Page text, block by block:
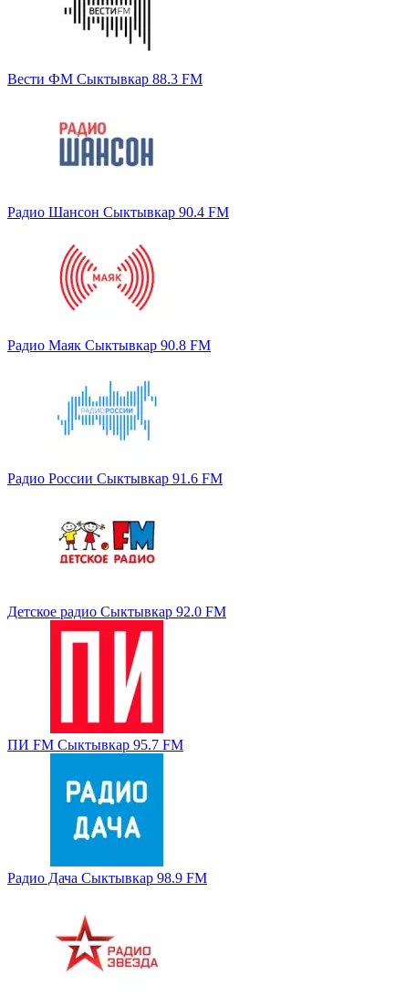
Вести ФМ Сыктывкар 88.3 FM
Радио Шансон Сыктывкар 90.4 FM
Радио Маяк Сыктывкар 90.8 FM
Радио России Сыктывкар 91.6 FM
Детское радио Сыктывкар 92.0 FM
ПИ FM Сыктывкар 95.7 FM
Радио Дача Сыктывкар 98.9 FM